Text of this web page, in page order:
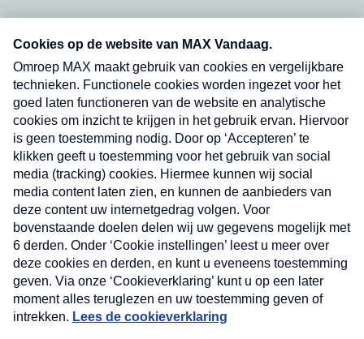
Neem hier een gratis abonnement op onze
nieuwsbrief. Elke vrijdag- en dinsdagochtend in
uw mailbox.
Verzend
Nieuwsbrief
Neem hier een gratis abonnement op onze
nieuwsbrief. Elke vrijdag- en dinsdagochtend in uw